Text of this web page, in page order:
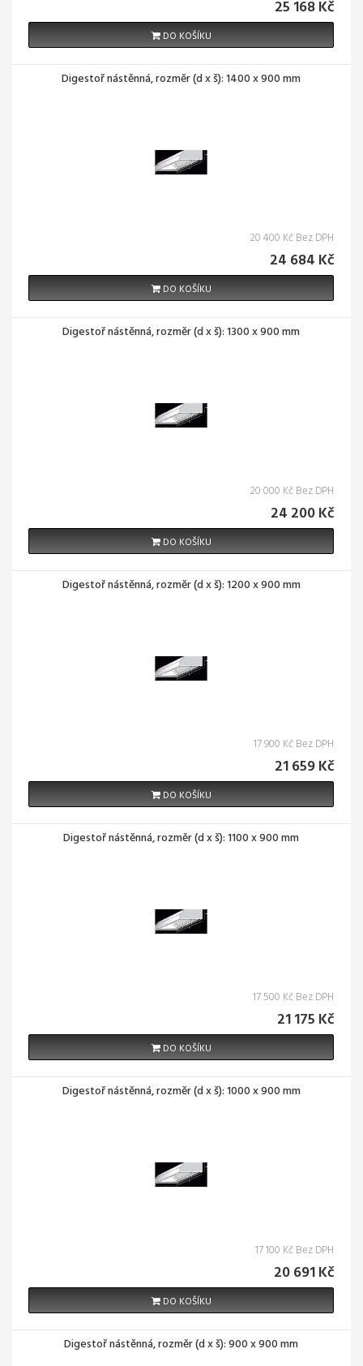
25 168 Kč
DO KOŠÍKU
Digestoř nástěnná, rozměr (d x š): 1400 x 900 mm
20 400 Kč Bez DPH
24 684 Kč
DO KOŠÍKU
Digestoř nástěnná, rozměr (d x š): 1300 x 900 mm
20 000 Kč Bez DPH
24 200 Kč
DO KOŠÍKU
Digestoř nástěnná, rozměr (d x š): 1200 x 900 mm
17 900 Kč Bez DPH
21 659 Kč
DO KOŠÍKU
Digestoř nástěnná, rozměr (d x š): 1100 x 900 mm
17 500 Kč Bez DPH
21 175 Kč
DO KOŠÍKU
Digestoř nástěnná, rozměr (d x š): 1000 x 900 mm
17 100 Kč Bez DPH
20 691 Kč
DO KOŠÍKU
Digestoř nástěnná, rozměr (d x š): 900 x 900 mm